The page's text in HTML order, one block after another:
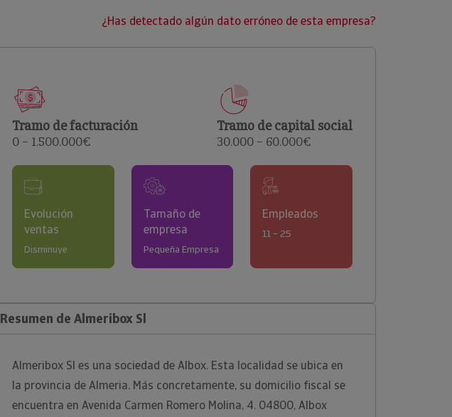
clientes.
¿Has detectado algún dato erróneo de esta empresa?
Tramo de facturación
0 – 1.500.000€
Tramo de capital social
30.000 – 60.000€
Evolución
ventas
Disminuye
Tamaño de
empresa
Pequeña Empresa
Empleados
11 – 25
Resumen de Almeribox Sl
Almeribox Sl es una sociedad de Albox. Esta localidad se ubica en
la provincia de Almeria. Más concretamente, su domicilio fiscal se
encuentra en Avenida Carmen Romero Molina, 4. 04800, Albox